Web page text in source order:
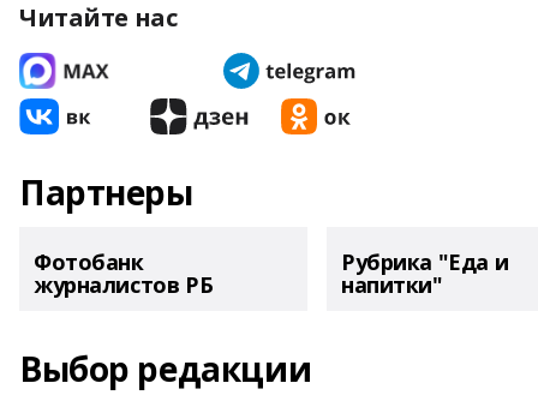
Читайте нас
Партнеры
Фотобанк
журналистов РБ
Рубрика "Еда и
напитки"
Выбор редакции